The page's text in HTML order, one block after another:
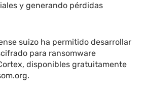
y generando pérdidas
suizo ha permitido desarrollar
para ransomware
disponibles gratuitamente